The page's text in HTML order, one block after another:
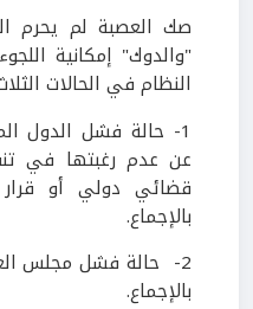
صك العصبة لم يحرم
"والدوك" إمكانية
النظام في الحالات
1- حالة فشل الدول
عن عدم رغبتها في
قضائي دولي أو
بالإجماع.
2- حالة فشل مجلس
بالإجماع.